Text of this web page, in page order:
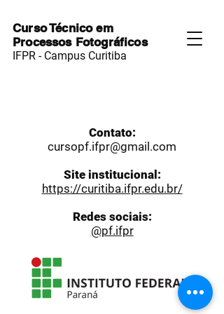
IFPR - Campus Curitiba
Curso Técnico em
Processos Fotográficos
Contato:
cursopf.ifpr@gmail.com
Site institucional:
https://curitiba.ifpr.edu.br/
Redes sociais:
@pf.ifpr